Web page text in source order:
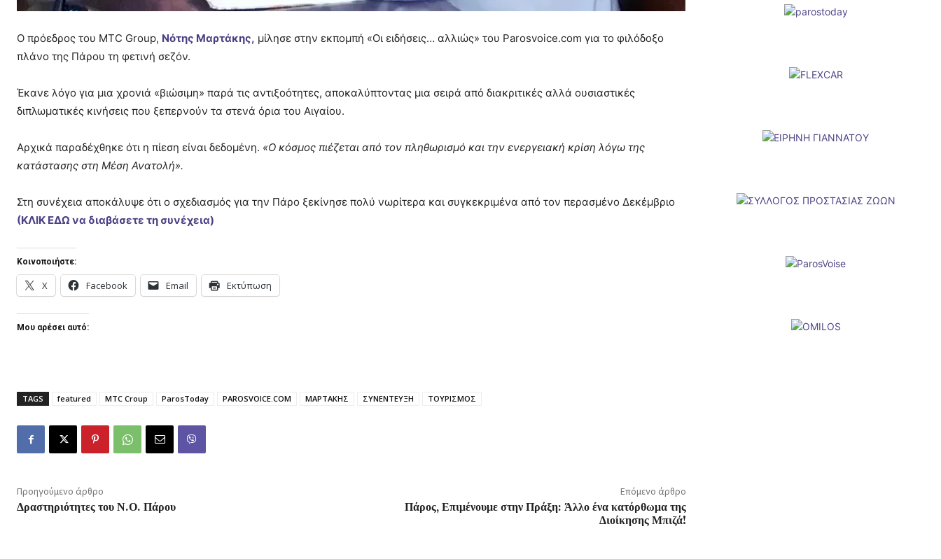
Ο πρόεδρος του MTC Group, Νότης Μαρτάκης, μίλησε στην εκπομπή «Οι ειδήσεις… αλλιώς» του Parosvoice.com για το φιλόδοξο
πλάνο της Πάρου τη φετινή σεζόν.
Έκανε λόγο για μια χρονιά «βιώσιμη» παρά τις αντιξοότητες, αποκαλύπτοντας μια σειρά από διακριτικές αλλά ουσιαστικές
διπλωματικές κινήσεις που ξεπερνούν τα στενά όρια του Αιγαίου.
Αρχικά παραδέχθηκε ότι η πίεση είναι δεδομένη. «Ο κόσμος πιέζεται από τον πληθωρισμό και την ενεργειακή κρίση λόγω της
κατάστασης στη Μέση Ανατολή».
Στη συνέχεια αποκάλυψε ότι ο σχεδιασμός για την Πάρο ξεκίνησε πολύ νωρίτερα και συγκεκριμένα από τον περασμένο Δεκέμβριο
(ΚΛΙΚ ΕΔΩ να διαβάσετε τη συνέχεια)
Κοινοποιήστε:
X Facebook Email Εκτύπωση
Μου αρέσει αυτό:
TAGS featured MTC Croup ParosToday PAROSVOICE.COM ΜΑΡΤΑΚΗΣ ΣΥΝΕΝΤΕΥΞΗ ΤΟΥΡΙΣΜΟΣ
Προηγούμενο άρθρο
Δραστηριότητες του Ν.Ο. Πάρου
Επόμενο άρθρο
Πάρος, Επιμένουμε στην Πράξη: Άλλο ένα κατόρθωμα της
Διοίκησης Μπιζά!